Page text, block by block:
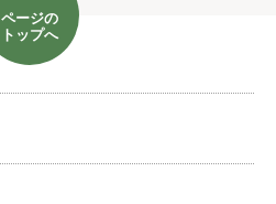
ページの
トップへ